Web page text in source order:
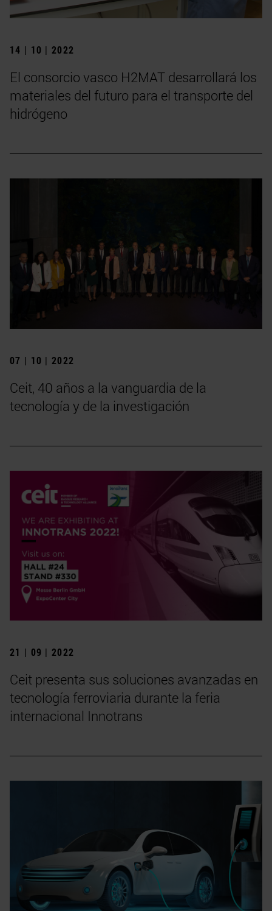
14 | 10 | 2022
El consorcio vasco H2MAT desarrollará los
materiales del futuro para el transporte del
hidrógeno
07 | 10 | 2022
Ceit, 40 años a la vanguardia de la
tecnología y de la investigación
21 | 09 | 2022
Ceit presenta sus soluciones avanzadas en
tecnología ferroviaria durante la feria
internacional Innotrans